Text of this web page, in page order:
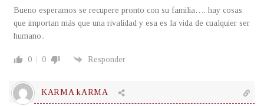
Bueno esperamos se recupere pronto con su familia…. hay cosas
que importan más que una rivalidad y esa es la vida de cualquier ser
humano..
0 0 Responder
KARMA kARMA